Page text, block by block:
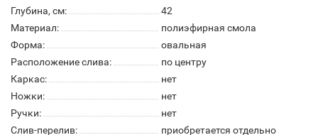
Глубина, см:
42
Материал:
полиэфирная смола
Форма:
овальная
Расположение слива:
по центру
Каркас:
нет
Ножки:
нет
Ручки:
нет
Слив-перелив:
приобретается отдельно